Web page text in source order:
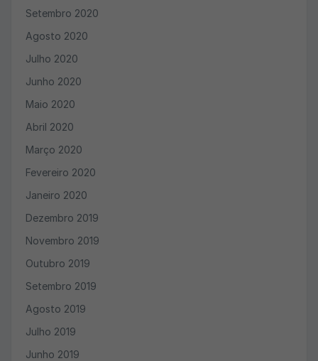
Setembro 2020
Agosto 2020
Julho 2020
Junho 2020
Maio 2020
Abril 2020
Março 2020
Fevereiro 2020
Janeiro 2020
Dezembro 2019
Novembro 2019
Outubro 2019
Setembro 2019
Agosto 2019
Julho 2019
Junho 2019